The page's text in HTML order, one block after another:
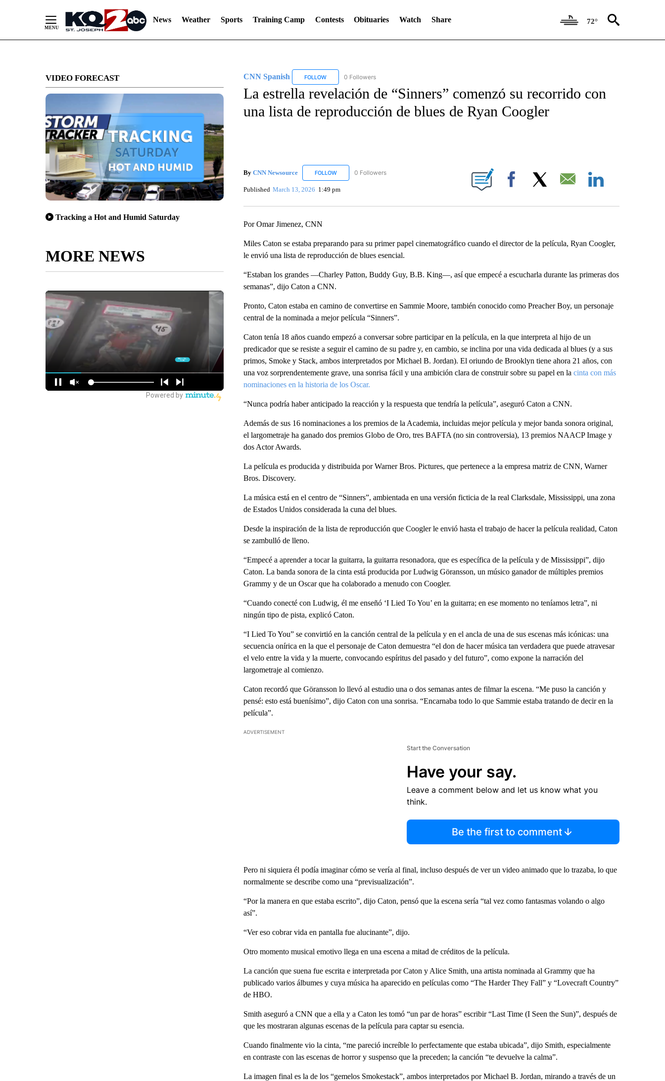
News Weather Sports Training Camp Contests Obituaries Watch Share 72°
VIDEO FORECAST
Tracking a Hot and Humid Saturday
MORE NEWS
CNN Spanish FOLLOWFOLLOW "CNN SPANISH" TO RECEIVE NOTIFICATIONS ABOUT NEW PAGES ON "CNN SPANISH".
0 Followers
La estrella revelación de “Sinners” comenzó su recorrido con
una lista de reproducción de blues de Ryan Coogler
By CNN Newsource FOLLOWFOLLOW "CNN NEWSOURCE" TO RECEIVE NOTIFICATIONS ABOUT NEW PAGES ON "CNN NEWSOURCE".
0 Followers
Published March 13, 2026 1:49 pm Facebook Email
Por Omar Jimenez, CNN
Miles Caton se estaba preparando para su primer papel cinematográfico cuando el director de la película, Ryan Coogler,
le envió una lista de reproducción de blues esencial.
“Estaban los grandes —Charley Patton, Buddy Guy, B.B. King—, así que empecé a escucharla durante las primeras dos
semanas”, dijo Caton a CNN.
Pronto, Caton estaba en camino de convertirse en Sammie Moore, también conocido como Preacher Boy, un personaje
central de la nominada a mejor película “Sinners”.
Caton tenía 18 años cuando empezó a conversar sobre participar en la película, en la que interpreta al hijo de un
predicador que se resiste a seguir el camino de su padre y, en cambio, se inclina por una vida dedicada al blues (y a sus
primos, Smoke y Stack, ambos interpretados por Michael B. Jordan). El oriundo de Brooklyn tiene ahora 21 años, con
una voz sorprendentemente grave, una sonrisa fácil y una ambición clara de construir sobre su papel en la cinta con más
nominaciones en la historia de los Oscar.
“Nunca podría haber anticipado la reacción y la respuesta que tendría la película”, aseguró Caton a CNN.
Además de sus 16 nominaciones a los premios de la Academia, incluidas mejor película y mejor banda sonora original,
el largometraje ha ganado dos premios Globo de Oro, tres BAFTA (no sin controversia), 13 premios NAACP Image y
dos Actor Awards.
La película es producida y distribuida por Warner Bros. Pictures, que pertenece a la empresa matriz de CNN, Warner
Bros. Discovery.
La música está en el centro de “Sinners”, ambientada en una versión ficticia de la real Clarksdale, Mississippi, una zona
de Estados Unidos considerada la cuna del blues.
Desde la inspiración de la lista de reproducción que Coogler le envió hasta el trabajo de hacer la película realidad, Caton
se zambulló de lleno.
“Empecé a aprender a tocar la guitarra, la guitarra resonadora, que es específica de la película y de Mississippi”, dijo
Caton. La banda sonora de la cinta está producida por Ludwig Göransson, un músico ganador de múltiples premios
Grammy y de un Oscar que ha colaborado a menudo con Coogler.
“Cuando conecté con Ludwig, él me enseñó ‘I Lied To You’ en la guitarra; en ese momento no teníamos letra”, ni
ningún tipo de pista, explicó Caton.
“I Lied To You” se convirtió en la canción central de la película y en el ancla de una de sus escenas más icónicas: una
secuencia onírica en la que el personaje de Caton demuestra “el don de hacer música tan verdadera que puede atravesar
el velo entre la vida y la muerte, convocando espíritus del pasado y del futuro”, como expone la narración del
largometraje al comienzo.
Caton recordó que Göransson lo llevó al estudio una o dos semanas antes de filmar la escena. “Me puso la canción y
pensé: esto está buenísimo”, dijo Caton con una sonrisa. “Encarnaba todo lo que Sammie estaba tratando de decir en la
película”.
ADVERTISEMENT
Start the Conversation
Have your say.
Leave a comment below and let us know what you
think.
Be the first to comment
Pero ni siquiera él podía imaginar cómo se vería al final, incluso después de ver un video animado que lo trazaba, lo que
normalmente se describe como una “previsualización”.
“Por la manera en que estaba escrito”, dijo Caton, pensó que la escena sería “tal vez como fantasmas volando o algo
así”.
“Ver eso cobrar vida en pantalla fue alucinante”, dijo.
Otro momento musical emotivo llega en una escena a mitad de créditos de la película.
La canción que suena fue escrita e interpretada por Caton y Alice Smith, una artista nominada al Grammy que ha
publicado varios álbumes y cuya música ha aparecido en películas como “The Harder They Fall” y “Lovecraft Country”
de HBO.
Smith aseguró a CNN que a ella y a Caton les tomó “un par de horas” escribir “Last Time (I Seen the Sun)”, después de
que les mostraran algunas escenas de la película para captar su esencia.
Cuando finalmente vio la cinta, “me pareció increíble lo perfectamente que estaba ubicada”, dijo Smith, especialmente
en contraste con las escenas de horror y suspenso que la preceden; la canción “te devuelve la calma”.
La imagen final es la de los “gemelos Smokestack”, ambos interpretados por Michael B. Jordan, mirando a través de un